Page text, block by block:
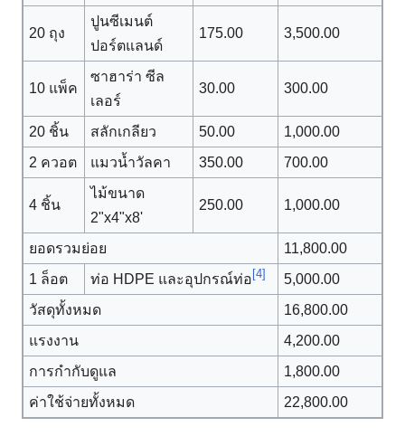
20 ถุง
ปูนซีเมนต์
ปอร์ตแลนด์
175.00 3,500.00
10 แพ็ค
ซาฮาร่า ซีล
เลอร์
30.00 300.00
20 ชิ้น สลักเกลียว 50.00
1,000.00
2 ควอต
แมวน้ำวัลคา 350.00 700.00
4 ชิ้น
ไม้ขนาด
2"x4"x8'
250.00 1,000.00
ยอดรวมย่อย
11,800.00
1 ล็อต
ท่อ HDPE และอุปกรณ์ท่อ [4]
5,000.00
วัสดุทั้งหมด
16,800.00
แรงงาน
4,200.00
การกำกับดูแล
1,800.00
ค่าใช้จ่ายทั้งหมด
22,800.00